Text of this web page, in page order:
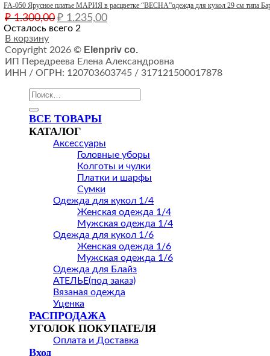
FA-050 Ярусное платье МАРИЯ в расцветке “ВЕСНА”одежда для кукол 29 см типа
₽1.300,00 Первоначальная
цена
₽ 1.300,00.
₽ 1.235,00Текущая
Осталось всего 2
В корзину
Copyright 2026 © Elenpriv co.
ИП Передреева Елена Александровна
ИНН / ОГРН: 120703603745 / 317121500017878
Искать:
ВСЕ ТОВАРЫ
КАТАЛОГ
Аксессуары
Головные уборы
Колготы и чулки
Платки и шарфы
Сумки
Одежда для кукол 1/4
Женская одежда 1/4
Мужская одежда 1/4
Одежда для кукол 1/6
Женская одежда 1/6
Мужская одежда 1/6
Одежда для Блайз
АТЕЛЬЕ(под заказ)
Вязаная одежда
Уценка
РАСПРОДАЖА
УГОЛОК ПОКУПАТЕЛЯ
Оплата и Доставка
Вход